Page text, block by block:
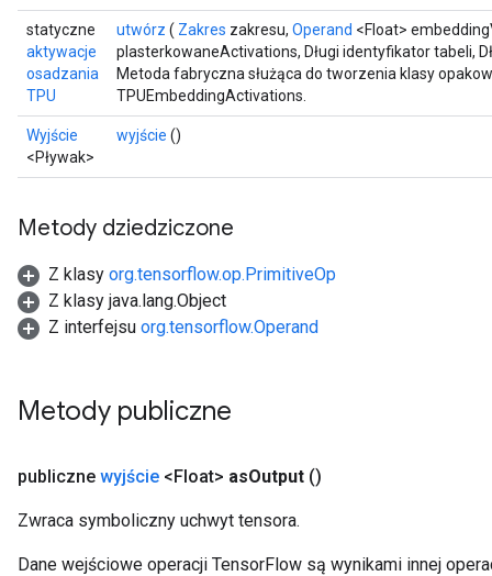
statyczne
aktywacje
osadzania
TPU
utwórz ( Zakres zakresu, Operand <Float>
plasterkowaneActivations, Długi identyfikator tabeli,
Metoda fabryczna służąca do tworzenia klasy
TPUEmbeddingActivations.
Wyjście
<Pływak>
wyjście ()
Metody dziedziczone
Z klasy org.tensorflow.op.PrimitiveOp
Z klasy java.lang.Object
Z interfejsu org.tensorflow.Operand
Metody publiczne
publiczne wyjście <Float> asOutput ()
Zwraca symboliczny uchwyt tensora.
Dane wejściowe operacji TensorFlow są wynikami innej